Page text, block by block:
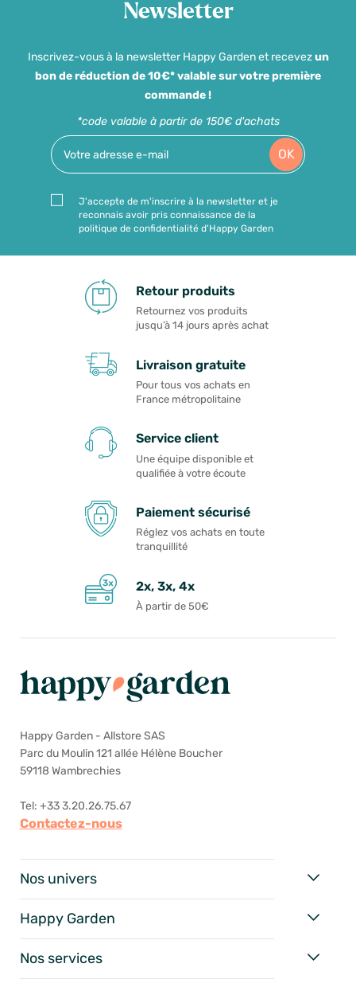
Newsletter
Inscrivez-vous à la newsletter Happy Garden et recevezun
bon de réduction de 10€* valable sur votre première
commande !
*code valable à partir de 150€ d'achats
OK
J'accepte de m'inscrire à la newsletter et je
reconnais avoir pris connaissance de la
politique de confidentialité d'Happy Garden
Retour produits
Retournez vos produits
jusqu’à 14 jours après achat
Livraison gratuite
Pour tous vos achats en
France métropolitaine
Service client
Une équipe disponible et
qualifiée à votre écoute
Paiement sécurisé
Réglez vos achats en toute
tranquillité
2x, 3x, 4x
À partir de 50€
Happy Garden - Allstore SAS
Parc du Moulin 121 allée Hélène Boucher
59118 Wambrechies
Tel: +33 3.20.26.75.67
Contactez-nous
Nos univers
Happy Garden
Nos services